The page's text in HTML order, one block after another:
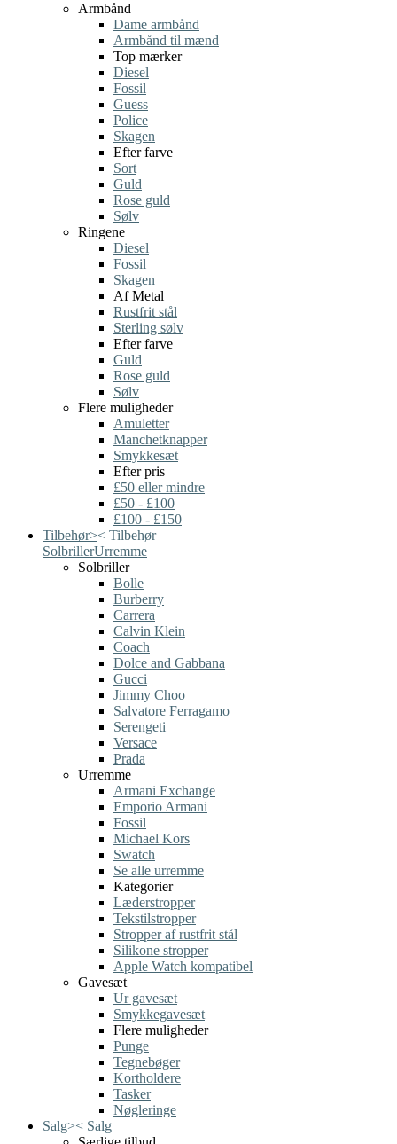
Armbånd
Dame armbånd
Armbånd til mænd
Top mærker
Diesel
Fossil
Guess
Police
Skagen
Efter farve
Sort
Guld
Rose guld
Sølv
Ringene
Diesel
Fossil
Skagen
Af Metal
Rustfrit stål
Sterling sølv
Efter farve
Guld
Rose guld
Sølv
Flere muligheder
Amuletter
Manchetknapper
Smykkesæt
Efter pris
£50 eller mindre
£50 - £100
£100 - £150
Tilbehør>< Tilbehør
SolbrillerUrremme
Solbriller
Bolle
Burberry
Carrera
Calvin Klein
Coach
Dolce and Gabbana
Gucci
Jimmy Choo
Salvatore Ferragamo
Serengeti
Versace
Prada
Urremme
Armani Exchange
Emporio Armani
Fossil
Michael Kors
Swatch
Se alle urremme
Kategorier
Læderstropper
Tekstilstropper
Stropper af rustfrit stål
Silikone stropper
Apple Watch kompatibel
Gavesæt
Ur gavesæt
Smykkegavesæt
Flere muligheder
Punge
Tegnebøger
Kortholdere
Tasker
Nøgleringe
Salg>< Salg